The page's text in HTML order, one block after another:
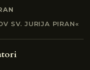
SV. JURIJA PIRAN«